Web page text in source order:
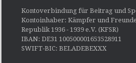
Kontoverbindung für Beitrag und
Kontoinhaber: Kämpfer und
Republik 1936 - 1939 e.V. (KFSR)
IBAN: DE31 100500001653528911
SWIFT-BIC: BELADEBEXXX